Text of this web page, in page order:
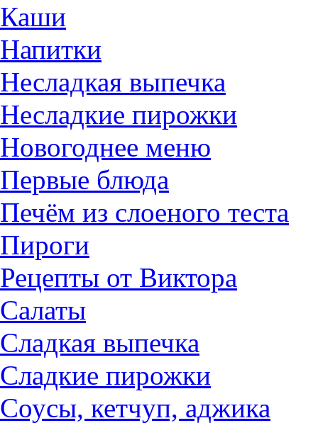
Каши
Напитки
Несладкая выпечка
Несладкие пирожки
Новогоднее меню
Первые блюда
Печём из слоеного теста
Пироги
Рецепты от Виктора
Салаты
Сладкая выпечка
Сладкие пирожки
Соусы, кетчуп, аджика